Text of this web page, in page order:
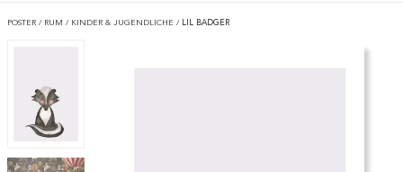
POSTER / RUM / KINDER & JUGENDLICHE / LIL BADGER